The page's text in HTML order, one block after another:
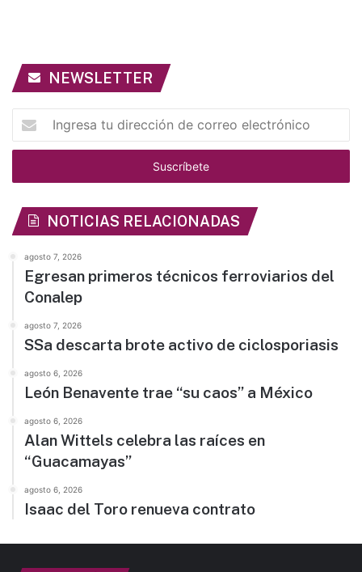
NEWSLETTER
Ingresa
tu
dirección
correo
NOTICIAS RELACIONADAS
agosto 7, 2026
Egresan primeros técnicos ferroviarios del
Conalep
agosto 7, 2026
SSa descarta brote activo de ciclosporiasis
agosto 6, 2026
León Benavente trae “su caos” a México
agosto 6, 2026
Alan Wittels celebra las raíces en
“Guacamayas”
agosto 6, 2026
Isaac del Toro renueva contrato